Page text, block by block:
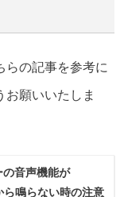
らの記事を参考に
お願いいたしま
音声機能が
鳴らない時の注意